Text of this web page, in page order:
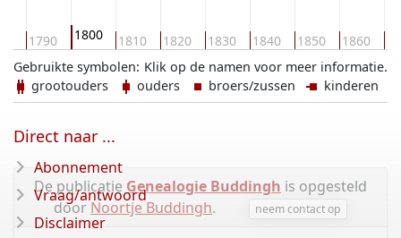
1790 1800 1810 1820 1830 1840 1850 1860
Klik op de namen voor meer informatie.
Gebruikte symbolen:
grootouders
ouders broers/zussen kinderen
De publicatie Genealogie Buddingh is opgesteld
door Noortje Buddingh. neem contact op
Direct naar ...
Abonnement
Vraag/antwoord
Disclaimer